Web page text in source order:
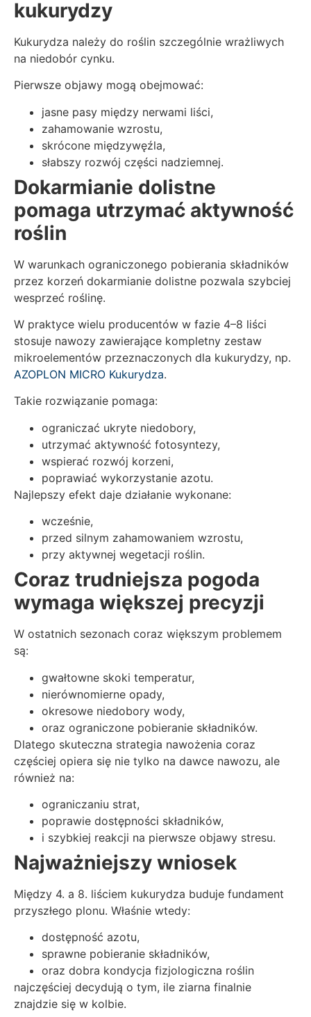
kukurydzy
Kukurydza należy do roślin szczególnie wrażliwych
na niedobór cynku.
Pierwsze objawy mogą obejmować:
jasne pasy między nerwami liści,
zahamowanie wzrostu,
skrócone międzywęźla,
słabszy rozwój części nadziemnej.
Dokarmianie dolistne
pomaga utrzymać aktywność
roślin
W warunkach ograniczonego pobierania składników
przez korzeń dokarmianie dolistne pozwala szybciej
wesprzeć roślinę.
W praktyce wielu producentów w fazie 4–8 liści
stosuje nawozy zawierające kompletny zestaw
mikroelementów przeznaczonych dla kukurydzy, np.
AZOPLON MICRO Kukurydza.
Takie rozwiązanie pomaga:
ograniczać ukryte niedobory,
utrzymać aktywność fotosyntezy,
wspierać rozwój korzeni,
poprawiać wykorzystanie azotu.
Najlepszy efekt daje działanie wykonane:
wcześnie,
przed silnym zahamowaniem wzrostu,
przy aktywnej wegetacji roślin.
Coraz trudniejsza pogoda
wymaga większej precyzji
W ostatnich sezonach coraz większym problemem
są:
gwałtowne skoki temperatur,
nierównomierne opady,
okresowe niedobory wody,
oraz ograniczone pobieranie składników.
Dlatego skuteczna strategia nawożenia coraz
częściej opiera się nie tylko na dawce nawozu, ale
również na:
ograniczaniu strat,
poprawie dostępności składników,
i szybkiej reakcji na pierwsze objawy stresu.
Najważniejszy wniosek
Między 4. a 8. liściem kukurydza buduje fundament
przyszłego plonu. Właśnie wtedy:
dostępność azotu,
sprawne pobieranie składników,
oraz dobra kondycja fizjologiczna roślin
najczęściej decydują o tym, ile ziarna finalnie
znajdzie się w kolbie.